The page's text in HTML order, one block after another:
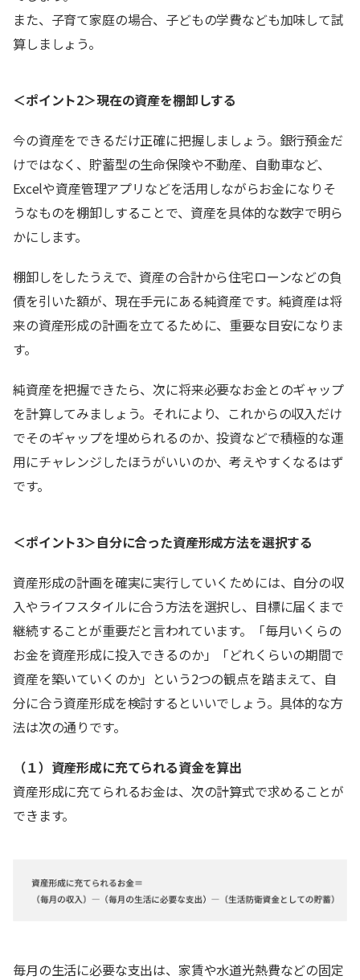
また、子育て家庭の場合、子どもの学費なども加味して試
算しましょう。
＜ポイント2＞現在の資産を棚卸しする
今の資産をできるだけ正確に把握しましょう。銀行預金だ
けではなく、貯蓄型の生命保険や不動産、自動車など、
Excelや資産管理アプリなどを活用しながらお金になりそ
うなものを棚卸しすることで、資産を具体的な数字で明ら
かにします。
棚卸しをしたうえで、資産の合計から住宅ローンなどの負
債を引いた額が、現在手元にある純資産です。純資産は将
来の資産形成の計画を立てるために、重要な目安になりま
す。
純資産を把握できたら、次に将来必要なお金とのギャップ
を計算してみましょう。それにより、これからの収入だけ
でそのギャップを埋められるのか、投資などで積極的な運
用にチャレンジしたほうがいいのか、考えやすくなるはず
です。
＜ポイント3＞自分に合った資産形成方法を選択する
資産形成の計画を確実に実行していくためには、自分の収
入やライフスタイルに合う方法を選択し、目標に届くまで
継続することが重要だと言われています。「毎月いくらの
お金を資産形成に投入できるのか」「どれくらいの期間で
資産を築いていくのか」という2つの観点を踏まえて、自
分に合う資産形成を検討するといいでしょう。具体的な方
法は次の通りです。
（１）資産形成に充てられる資金を算出
資産形成に充てられるお金は、次の計算式で求めることが
できます。
毎月の生活に必要な支出は、家賃や水道光熱費などの固定